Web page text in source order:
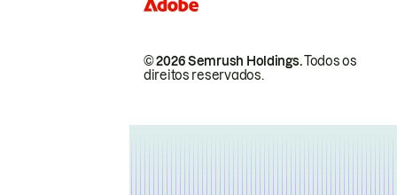
© 2026 Semrush Holdings.Todos os
direitos reservados.